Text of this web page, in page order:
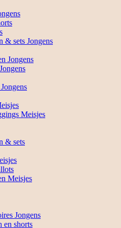
& sets Jongens
Jongens
Meisjes
& sets
Meisjes
Jongens
en shorts